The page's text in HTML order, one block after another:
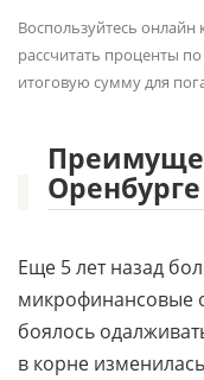
Воспользуйтесь
рассчитать проценты
итоговую сумму для
Оренбурге
Еще 5 лет назад
микрофинансовые
боялось
в корне